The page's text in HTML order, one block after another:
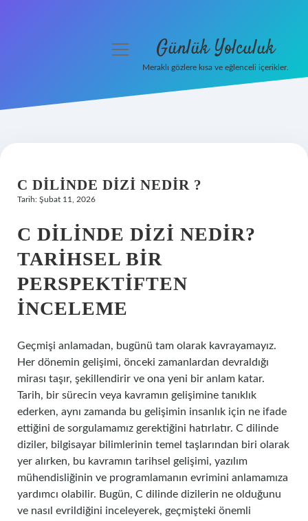
Hakkımızda
menüyü
Günlük Yolculuk
Meraklı gözlere kısa ve eğlenceli içerikler.
C DILINDE DIZI NEDIR ?
Tarih: Şubat 11, 2026
C DILINDE DIZI NEDIR?
TARIHSEL BIR
PERSPEKTIFTEN
İNCELEME
Geçmişi anlamadan, bugünü tam olarak kavrayamayız.
Her dönemin gelişimi, önceki zamanlardan devraldığı
mirası taşır, şekillendirir ve ona yeni bir anlam katar.
Tarih, bir sürecin veya kavramın gelişimine tanıklık
ederken, aynı zamanda bu gelişimin insanlık için ne ifade
ettiğini de sorgulamamız gerektiğini hatırlatır. C dilinde
diziler, bilgisayar bilimlerinin temel taşlarından biri olarak
yer alırken, bu kavramın tarihsel gelişimi, yazılım
mühendisliğinin ve programlamanın evrimini anlamamıza
yardımcı olabilir. Bugün, C dilinde dizilerin ne olduğunu
ve nasıl evrildiğini inceleyerek, geçmişteki önemli